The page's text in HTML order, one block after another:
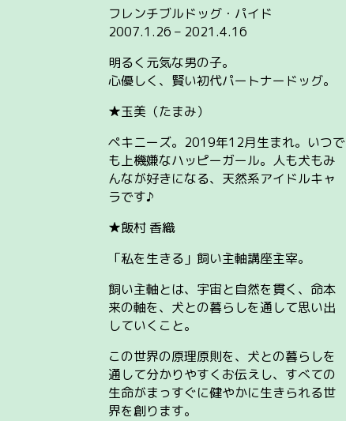
フレンチブルドッグ・パイド
2007.1.26 – 2021.4.16
明るく元気な男の子。
心優しく、賢い初代パートナードッグ。
★玉美（たまみ）
ペキニーズ。2019年12月生まれ。いつで
も上機嫌なハッピーガール。人も犬もみ
んなが好きになる、天然系アイドルキャ
ラです♪
★飯村 香織
「私を生きる」飼い主軸講座主宰。
飼い主軸とは、宇宙と自然を貫く、命本
来の軸を、犬との暮らしを通して思い出
していくこと。
この世界の原理原則を、犬との暮らしを
通して分かりやすくお伝えし、すべての
生命がまっすぐに健やかに生きられる世
界を創ります。